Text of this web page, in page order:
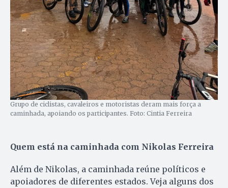
Grupo de ciclistas, cavaleiros e motoristas deram mais força a
caminhada, apoiando os participantes. Foto: Cintia Ferreira
Quem está na caminhada com Nikolas Ferreira
Além de Nikolas, a caminhada reúne políticos e
apoiadores de diferentes estados. Veja alguns dos